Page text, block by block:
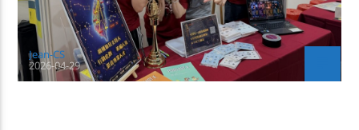
Jean-CS
2026-04-29